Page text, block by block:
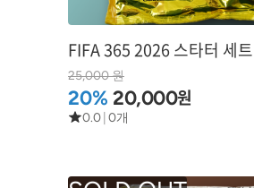
FIFA 365 2026 스타터 세트
25,000 원
20% 20,000원
0.0 0개